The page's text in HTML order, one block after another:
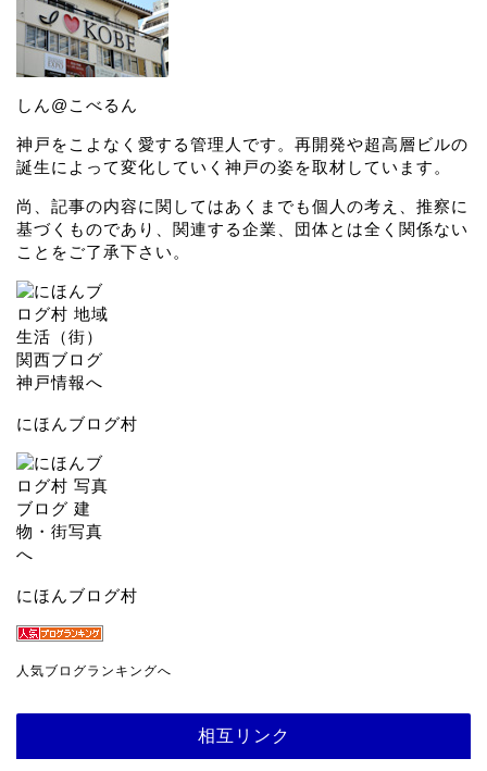
しん@こべるん
神戸をこよなく愛する管理人です。再開発や超高層ビルの
誕生によって変化していく神戸の姿を取材しています。
尚、記事の内容に関してはあくまでも個人の考え、推察に
基づくものであり、関連する企業、団体とは全く関係ない
ことをご了承下さい。
にほんブログ村
にほんブログ村
人気ブログランキングへ
相互リンク